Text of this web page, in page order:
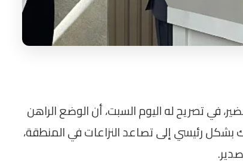
في تصريح له اليوم السبت، أن الوضع الراهن
رئيسي إلى تصاعد النزاعات في المنطقة،